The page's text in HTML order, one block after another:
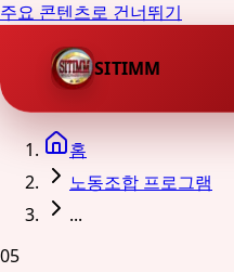
주요 콘텐츠로 건너뛰기
SITIMM
홈
노동조합 프로그램
...
05